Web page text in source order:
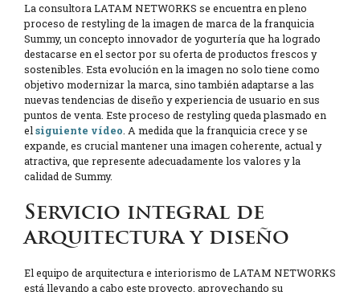
La consultora LATAM NETWORKS se encuentra en pleno
proceso de restyling de la imagen de marca de la franquicia
Summy, un concepto innovador de yogurtería que ha logrado
destacarse en el sector por su oferta de productos frescos y
sostenibles. Esta evolución en la imagen no solo tiene como
objetivo modernizar la marca, sino también adaptarse a las
nuevas tendencias de diseño y experiencia de usuario en sus
puntos de venta. Este proceso de restyling queda plasmado en
el siguiente vídeo . A medida que la franquicia crece y se
expande, es crucial mantener una imagen coherente, actual y
atractiva, que represente adecuadamente los valores y la
calidad de Summy.
Servicio integral de
arquitectura y diseño
El equipo de arquitectura e interiorismo de LATAM NETWORKS
está llevando a cabo este proyecto, aprovechando su